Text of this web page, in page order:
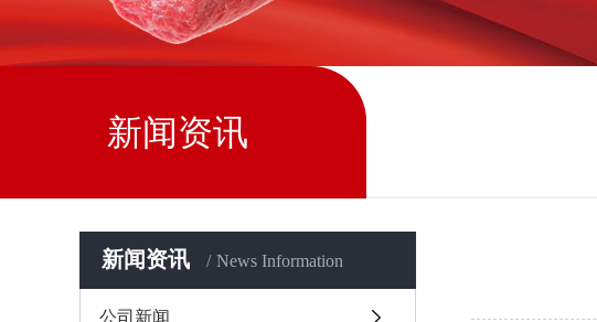
新闻资讯
新闻资讯 News Information
公司新闻